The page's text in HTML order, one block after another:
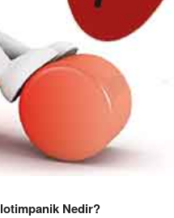
Nedir?